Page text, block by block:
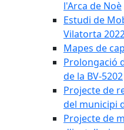
l'Arca de Noè
Estudi de
Vilatorta
Mapes de
Prolongació
de la BV-5202
Projecte de
del municipi
Projecte de